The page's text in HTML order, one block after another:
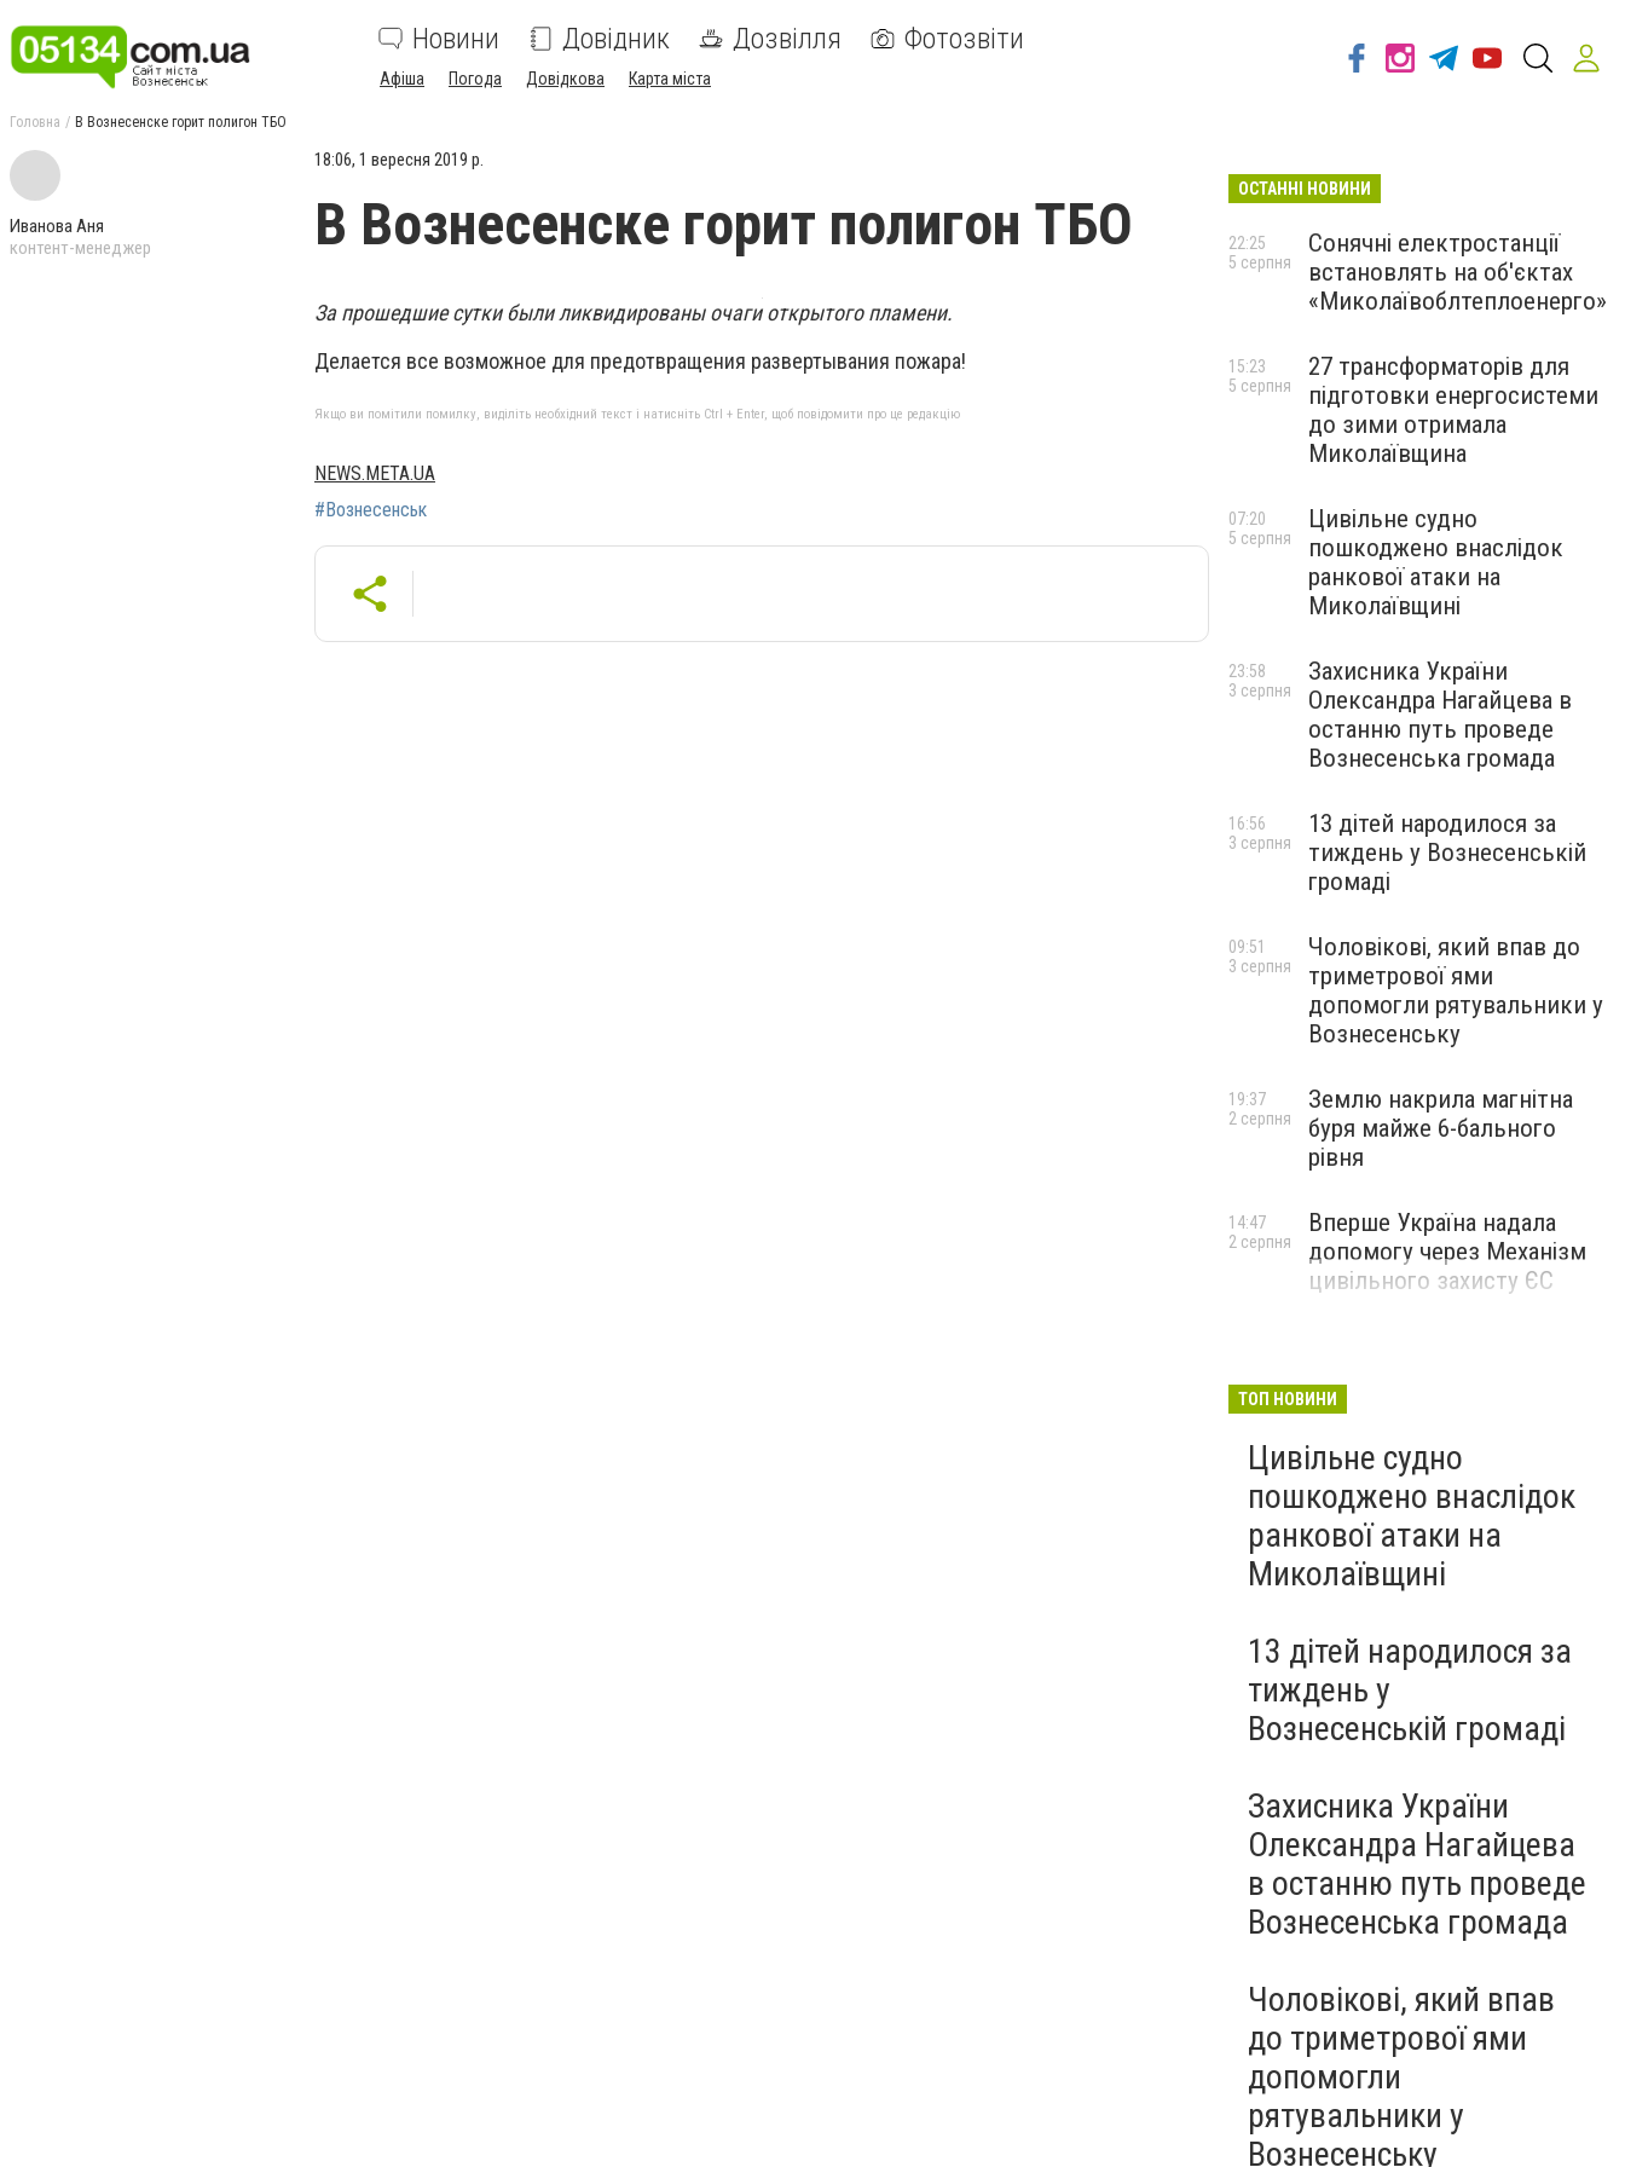
Новини Довідник Дозвілля Фотозвіти
Афіша Погода Довідкова Карта міста
Головна В Вознесенске горит полигон ТБО
Иванова Аня
контент-менеджер
18:06, 1 вересня 2019 р.
В Вознесенске горит полигон ТБО
За прошедшие сутки были ликвидированы очаги открытого пламени.
Делается все возможное для предотвращения развертывания пожара!
Якщо ви помітили помилку, виділіть необхідний текст і натисніть Ctrl + Enter, щоб повідомити про це редакцію
NEWS.META.UA
#Вознесенськ
ОСТАННІ НОВИНИ
Сонячні електростанції
встановлять на об'єктах
«Миколаївоблтеплоенерго»
22:25
5 серпня
27 трансформаторів для
підготовки енергосистеми
до зими отримала
Миколаївщина
15:23
5 серпня
Цивільне судно
пошкоджено внаслідок
ранкової атаки на
Миколаївщині
07:20
5 серпня
Захисника України
Олександра Нагайцева в
останню путь проведе
Вознесенська громада
23:58
3 серпня
13 дітей народилося за
тиждень у Вознесенській
громаді
16:56
3 серпня
Чоловікові, який впав до
триметрової ями
допомогли рятувальники у
Вознесенську
09:51
3 серпня
Землю накрила магнітна
буря майже 6-бального
рівня
19:37
2 серпня
Вперше Україна надала
допомогу через Механізм
цивільного захисту ЄС
14:47
2 серпня
ТОП НОВИНИ
Цивільне судно
пошкоджено внаслідок
ранкової атаки на
Миколаївщині
13 дітей народилося за
тиждень у
Вознесенській громаді
Захисника України
Олександра Нагайцева
в останню путь проведе
Вознесенська громада
Чоловікові, який впав
до триметрової ями
допомогли
рятувальники у
Вознесенську